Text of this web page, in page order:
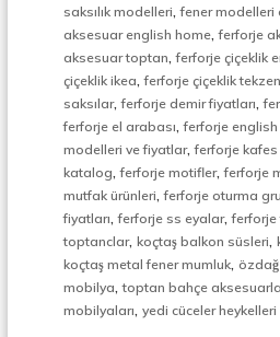
,
t
r
a
saksılık modelleri,fener modelleri
aksesuar english home,ferforje
aksesuar toptan,ferforje çiçeklik
çiçeklik ikea,ferforje çiçeklik tekzen
saksılar,ferforje demir fiyatları,
ferforje el arabası,ferforje
modelleri ve fiyatlar,ferforje
katalog,ferforje motifler,ferforje
mutfak ürünleri,ferforje oturma
fiyatları,ferforje ss eyalar,ferforje
toptanclar, koçtaş balkon süsleri,
koçtaş metal fener mumluk,
mobilya,toptan bahçe
mobilyaları, yedi cüceler heykelleri